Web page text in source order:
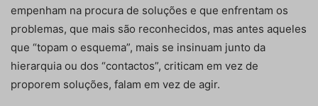
empenham na procura de soluções e que enfrentam os
problemas, que mais são reconhecidos, mas antes aqueles
que “topam o esquema”, mais se insinuam junto da
hierarquia ou dos “contactos”, criticam em vez de
proporem soluções, falam em vez de agir.